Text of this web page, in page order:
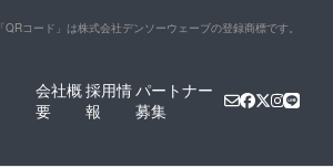
「QRコード」は株式会社デンソーウェーブの登録商標です。
会社概
要
採用情
報
パートナー
募集